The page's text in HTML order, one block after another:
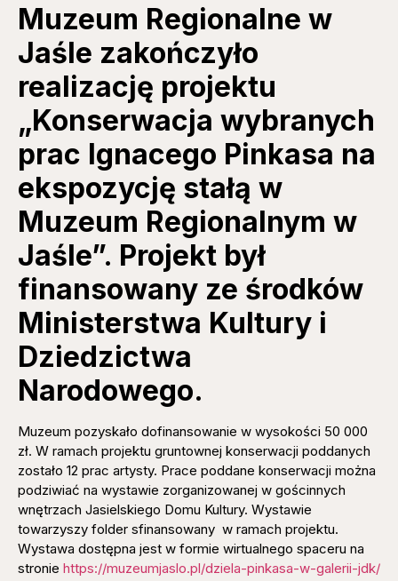
Muzeum Regionalne w
Jaśle zakończyło
realizację projektu
„Konserwacja wybranych
prac Ignacego Pinkasa na
ekspozycję stałą w
Muzeum Regionalnym w
Jaśle”. Projekt był
finansowany ze środków
Ministerstwa Kultury i
Dziedzictwa
Narodowego.
Muzeum pozyskało dofinansowanie w wysokości 50 000
zł. W ramach projektu gruntownej konserwacji poddanych
zostało 12 prac artysty. Prace poddane konserwacji można
podziwiać na wystawie zorganizowanej w gościnnych
wnętrzach Jasielskiego Domu Kultury. Wystawie
towarzyszy folder sfinansowany w ramach projektu.
Wystawa dostępna jest w formie wirtualnego spaceru na
stronie https://muzeumjaslo.pl/dziela-pinkasa-w-galerii-jdk/